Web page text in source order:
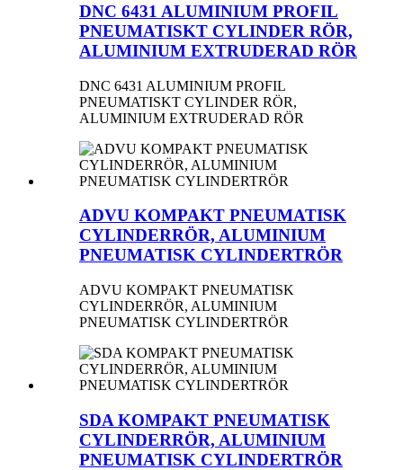
DNC 6431 ALUMINIUM PROFIL
PNEUMATISKT CYLINDER RÖR,
ALUMINIUM EXTRUDERAD RÖR
DNC 6431 ALUMINIUM PROFIL
PNEUMATISKT CYLINDER RÖR,
ALUMINIUM EXTRUDERAD RÖR
ADVU KOMPAKT PNEUMATISK
CYLINDERRÖR, ALUMINIUM
PNEUMATISK CYLINDERTRÖR
ADVU KOMPAKT PNEUMATISK
CYLINDERRÖR, ALUMINIUM
PNEUMATISK CYLINDERTRÖR
SDA KOMPAKT PNEUMATISK
CYLINDERRÖR, ALUMINIUM
PNEUMATISK CYLINDERTRÖR